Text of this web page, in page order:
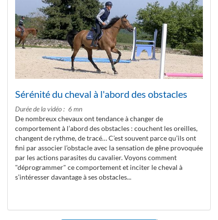
Sérénité du cheval à l'abord des obstacles
Durée de la vidéo
6 mn
De nombreux chevaux ont tendance à changer de
comportement à l’abord des obstacles : couchent les oreilles,
changent de rythme, de tracé… C’est souvent parce qu’ils ont
fini par associer l’obstacle avec la sensation de gêne provoquée
par les actions parasites du cavalier. Voyons comment
"déprogrammer" ce comportement et inciter le cheval à
s’intéresser davantage à ses obstacles...